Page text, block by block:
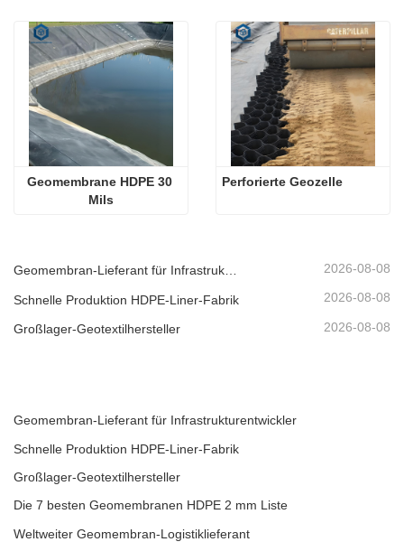
Geomembrane HDPE 30
Mils
Perforierte Geozelle
Geomembran-Lieferant für Infrastrukturentwickler 2026-08-08
Schnelle Produktion HDPE-Liner-Fabrik 2026-08-08
Großlager-Geotextilhersteller 2026-08-08
Geomembran-Lieferant für Infrastrukturentwickler
Schnelle Produktion HDPE-Liner-Fabrik
Großlager-Geotextilhersteller
Die 7 besten Geomembranen HDPE 2 mm Liste
Weltweiter Geomembran-Logistiklieferant